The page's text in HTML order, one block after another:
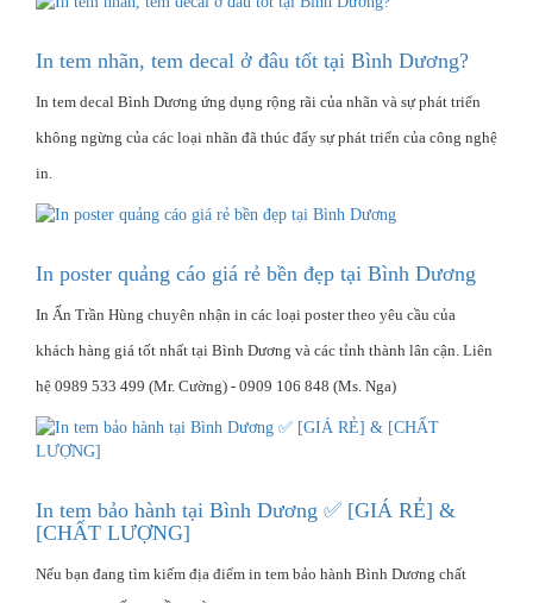
In tem nhãn, tem decal ở đâu tốt tại Bình Dương?
In tem decal Bình Dương ứng dụng rộng rãi của nhãn và sự phát triển
không ngừng của các loại nhãn đã thúc đẩy sự phát triển của công nghệ
in.
In poster quảng cáo giá rẻ bền đẹp tại Bình Dương
In Ấn Trần Hùng chuyên nhận in các loại poster theo yêu cầu của
khách hàng giá tốt nhất tại Bình Dương và các tỉnh thành lân cận. Liên
hệ 0989 533 499 (Mr. Cường) - 0909 106 848 (Ms. Nga)
In tem bảo hành tại Bình Dương ✅ [GIÁ RẺ] &
[CHẤT LƯỢNG]
Nếu bạn đang tìm kiếm địa điểm in tem bảo hành Bình Dương chất